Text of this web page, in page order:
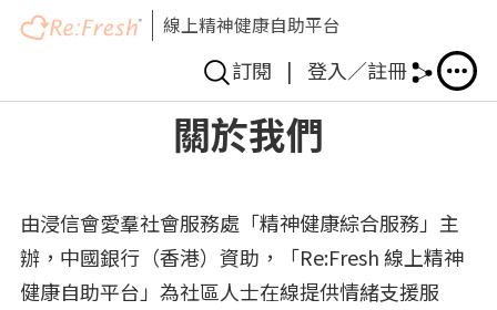
移
線上精神健康自助平台
訂閱 | 登入／註冊
關於我們
由浸信會愛羣社會服務處「精神健康綜合服務」主
辦，中國銀行（香港）資助，「Re:Fresh 線上精神
健康自助平台」為社區人士在線提供情緒支援服